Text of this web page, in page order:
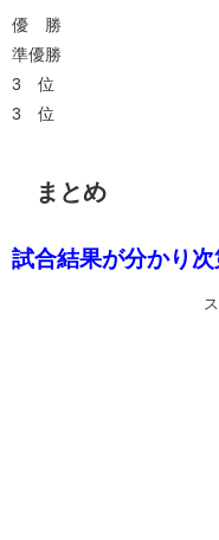
優 勝
準優勝
3 位
3 位
まとめ
試合結果が分かり次